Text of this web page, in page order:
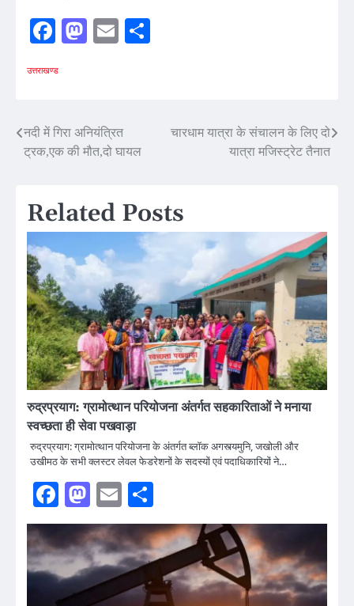
Facebook
Mastodon
Email
उत्तराखण्ड
Post
navigation
नदी में गिरा अनियंत्रित
ट्रक,एक की मौत,दो घायल
चारधाम यात्रा के संचालन के लिए दो
यात्रा मजिस्ट्रेट तैनात
Related Posts
रुद्रप्रयाग: ग्रामोत्थान परियोजना अंतर्गत सहकारिताओं ने मनाया
स्वच्छता ही सेवा पखवाड़ा
रुद्रप्रयाग: ग्रामोत्थान परियोजना के अंतर्गत ब्लॉक अगस्त्यमुनि, जखोली और
उखीमठ के सभी क्लस्टर लेवल फेडरेशनों के सदस्यों एवं पदाधिकारियों ने…
Facebook
Mastodon
Email